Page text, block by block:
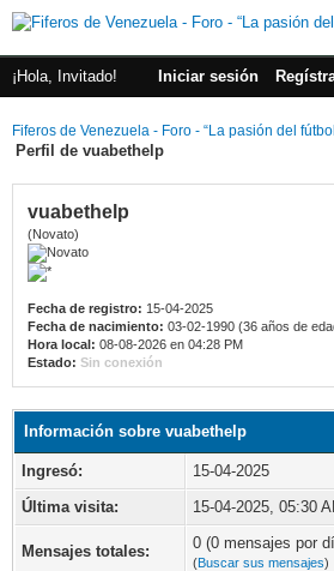
¡Hola, Invitado! Iniciar sesión
Fiferos de Venezuela - Foro - “La pasión del
Perfil de vuabethelp
vuabethelp
(Novato)
Fecha de registro: 15-04-2025
Fecha de nacimiento: 03-02-1990 (36 años de
Hora local: 08-08-2026 en 04:28 PM
Estado: Sin conexión
Información sobre vuabethelp
Ingresó:
15-04-2025
Última visita:
15-04-2025, 05:30
Mensajes totales: 0 (0 mensajes por
(Buscar sus mensajes)